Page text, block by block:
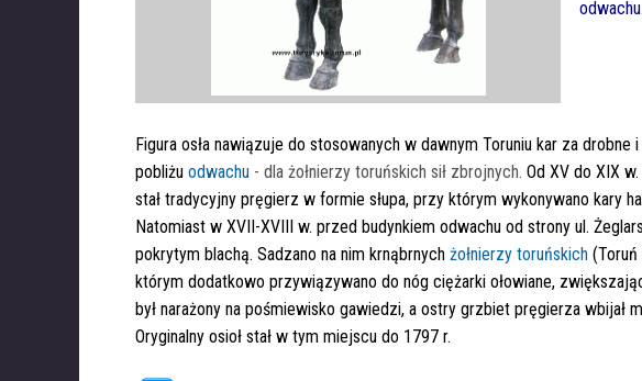
odwachu.
Figura osła nawiązuje do stosowanych w dawnym Toruniu kar za
pobliżu odwachu - dla żołnierzy toruńskich sił zbrojnych. Od XV do XIX
stał tradycyjny pręgierz w formie słupa, przy którym wykonywano kary
Natomiast w XVII-XVIII w. przed budynkiem odwachu od strony ul.
pokrytym blachą. Sadzano na nim krnąbrnych żołnierzy toruńskich (Toruń
którym dodatkowo przywiązywano do nóg ciężarki ołowiane,
był narażony na pośmiewisko gawiedzi, a ostry grzbiet pręgierza wbijał
Oryginalny osioł stał w tym miejscu do 1797 r.